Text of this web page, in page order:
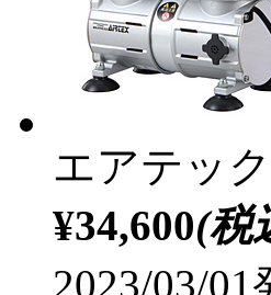
エアテッ
¥34,600(税
2023/03/01